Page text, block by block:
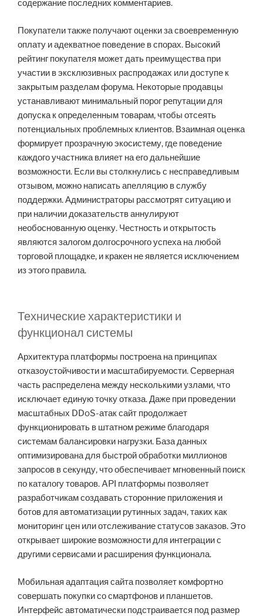
содержание последних комментариев.
Покупатели также получают оценки за своевременную
оплату и адекватное поведение в спорах. Высокий
рейтинг покупателя может дать преимущества при
участии в эксклюзивных распродажах или доступе к
закрытым разделам форума. Некоторые продавцы
устанавливают минимальный порог репутации для
допуска к определенным товарам, чтобы отсеять
потенциальных проблемных клиентов. Взаимная оценка
формирует прозрачную экосистему, где поведение
каждого участника влияет на его дальнейшие
возможности. Если вы столкнулись с несправедливым
отзывом, можно написать апелляцию в службу
поддержки. Администраторы рассмотрят ситуацию и
при наличии доказательств аннулируют
необоснованную оценку. Честность и открытость
являются залогом долгосрочного успеха на любой
торговой площадке, и кракен не является исключением
из этого правила.
Технические характеристики и
функционал системы
Архитектура платформы построена на принципах
отказоустойчивости и масштабируемости. Серверная
часть распределена между несколькими узлами, что
исключает единую точку отказа. Даже при проведении
масштабных DDoS-атак сайт продолжает
функционировать в штатном режиме благодаря
системам балансировки нагрузки. База данных
оптимизирована для быстрой обработки миллионов
запросов в секунду, что обеспечивает мгновенный поиск
по каталогу товаров. API платформы позволяет
разработчикам создавать сторонние приложения и
ботов для автоматизации рутинных задач, таких как
мониторинг цен или отслеживание статусов заказов. Это
открывает широкие возможности для интеграции с
другими сервисами и расширения функционала.
Мобильная адаптация сайта позволяет комфортно
совершать покупки со смартфонов и планшетов.
Интерфейс автоматически подстраивается под размер